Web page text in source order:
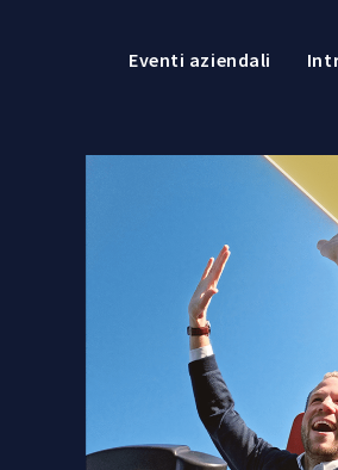
Eventi aziendali